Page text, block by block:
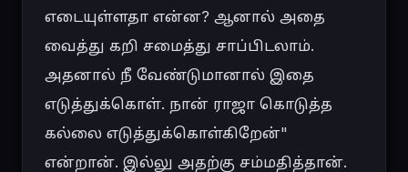
எடையுள்ளதா என்ன? ஆனால் அதை
வைத்து கறி சமைத்து சாப்பிடலாம்.
அதனால் நீ வேண்டுமானால் இதை
எடுத்துக்கொள். நான் ராஜா கொடுத்த
கல்லை எடுத்துக்கொள்கிறேன்"
என்றான். இல்லு அதற்கு சம்மதித்தான்.